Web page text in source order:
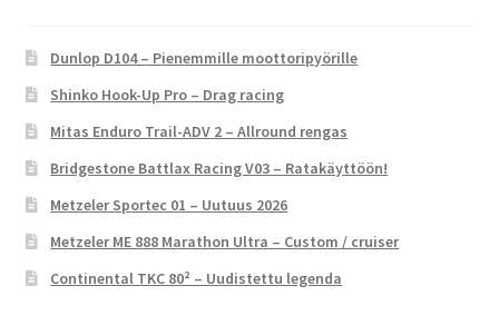
Dunlop D104 – Pienemmille moottoripyörille
Shinko Hook-Up Pro – Drag racing
Mitas Enduro Trail-ADV 2 – Allround rengas
Bridgestone Battlax Racing V03 – Ratakäyttöön!
Metzeler Sportec 01 – Uutuus 2026
Metzeler ME 888 Marathon Ultra – Custom / cruiser
Continental TKC 80² – Uudistettu legenda